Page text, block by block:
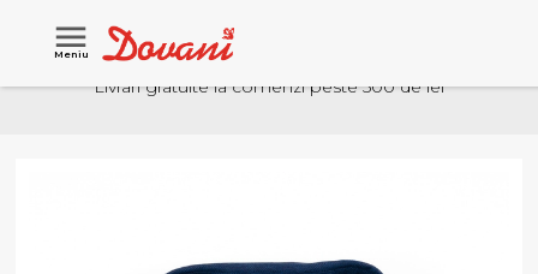
Meniu
Livrari gratuite la comenzi peste 500 de lei